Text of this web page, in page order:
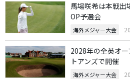
馬場咲希は本戦
OP予選会
海外メジャー大会
2028年の全英オ
トアンズで開催
海外メジャー大会